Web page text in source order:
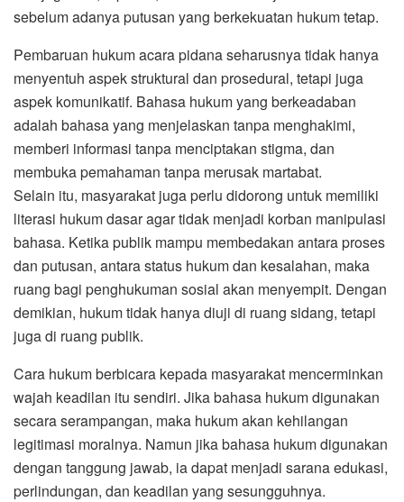
sebelum adanya putusan yang berkekuatan hukum tetap.
Pembaruan hukum acara pidana seharusnya tidak hanya
menyentuh aspek struktural dan prosedural, tetapi juga
aspek komunikatif. Bahasa hukum yang berkeadaban
adalah bahasa yang menjelaskan tanpa menghakimi,
memberi informasi tanpa menciptakan stigma, dan
membuka pemahaman tanpa merusak martabat.
Selain itu, masyarakat juga perlu didorong untuk memiliki
literasi hukum dasar agar tidak menjadi korban manipulasi
bahasa. Ketika publik mampu membedakan antara proses
dan putusan, antara status hukum dan kesalahan, maka
ruang bagi penghukuman sosial akan menyempit. Dengan
demikian, hukum tidak hanya diuji di ruang sidang, tetapi
juga di ruang publik.
Cara hukum berbicara kepada masyarakat mencerminkan
wajah keadilan itu sendiri. Jika bahasa hukum digunakan
secara serampangan, maka hukum akan kehilangan
legitimasi moralnya. Namun jika bahasa hukum digunakan
dengan tanggung jawab, ia dapat menjadi sarana edukasi,
perlindungan, dan keadilan yang sesungguhnya.